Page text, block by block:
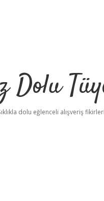
Dolu
dolu eğlenceli alışveriş